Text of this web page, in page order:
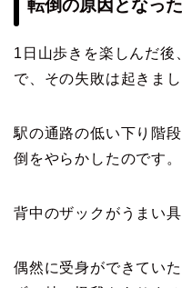
転倒の原因となっ
1日山歩きを楽しんだ後
で、その失敗は起きまし
駅の通路の低い下り階
倒をやらかしたのです。
背中のザックがうまい
偶然に受身ができてい